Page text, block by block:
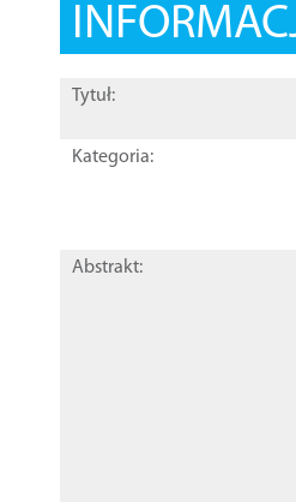
Tytuł:
Kategoria:
Abstrakt: